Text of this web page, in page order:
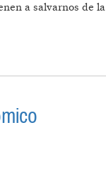
a salvarnos de la